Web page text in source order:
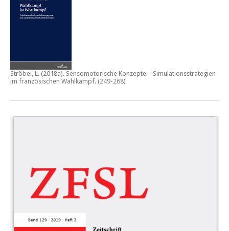
Ströbel, L. (2018a). Sensomotorische Konzepte – Simulationsstrategien
im französischen Wahlkampf. (249-268)